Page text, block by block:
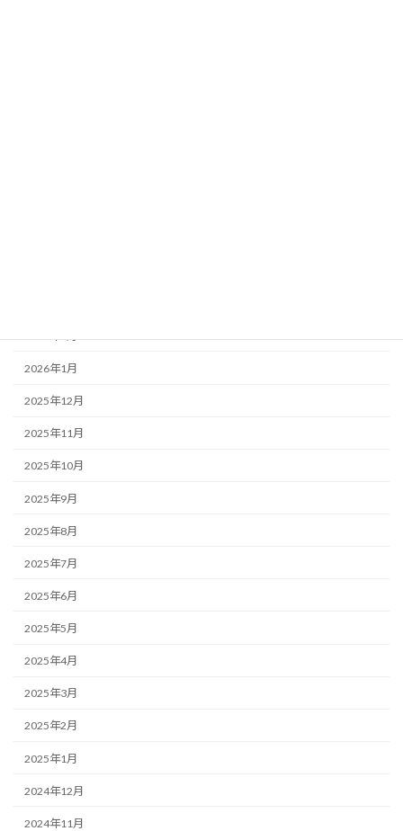
2026年1月
2025年12月
2025年11月
2025年10月
2025年9月
2025年8月
2025年7月
2025年6月
2025年5月
2025年4月
2025年3月
2025年2月
2025年1月
2024年12月
2024年11月